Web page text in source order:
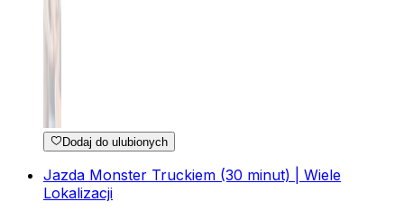
Dodaj do ulubionych
Jazda Monster Truckiem (30 minut) | Wiele
Lokalizacji